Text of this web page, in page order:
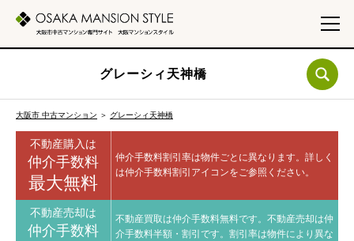
グレーシィ天神橋
大阪市 中古マンション ＞ グレーシィ天神橋
不動産購入は
仲介手数料
最大無料
仲介手数料割引率は物件ごとに異なります。 詳しく
は仲介手数料割引アイコンをご参照ください。
不動産売却は
仲介手数料
不動産買取は仲介手数料無料です。 不動産売却は仲
介手数料半額・割引です。 割引率は物件により異な